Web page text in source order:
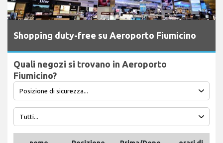
Shopping duty-free su Aeroporto Fiumicino
Quali negozi si trovano in Aeroporto
Fiumicino?